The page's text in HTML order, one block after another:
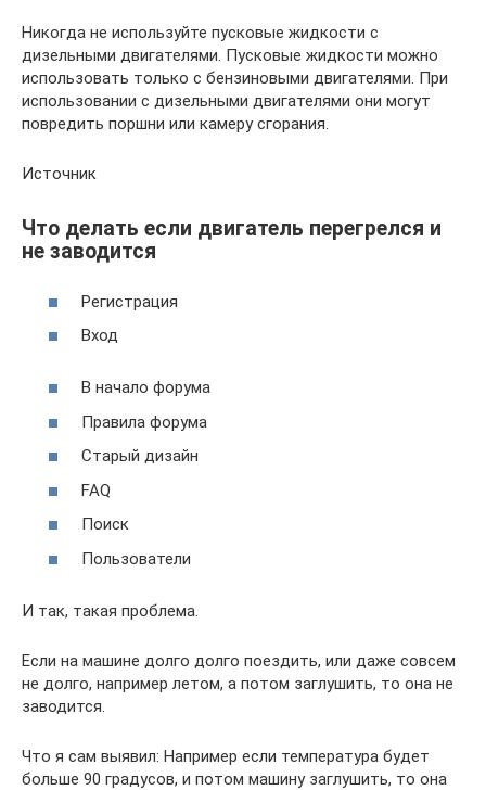
Никогда не используйте пусковые жидкости с
дизельными двигателями. Пусковые жидкости можно
использовать только с бензиновыми двигателями. При
использовании с дизельными двигателями они могут
повредить поршни или камеру сгорания.
Источник
Что делать если двигатель перегрелся и
не заводится
Регистрация
Вход
В начало форума
Правила форума
Старый дизайн
FAQ
Поиск
Пользователи
И так, такая проблема.
Если на машине долго долго поездить, или даже совсем
не долго, например летом, а потом заглушить, то она не
заводится.
Что я сам выявил: Например если температура будет
больше 90 градусов, и потом машину заглушить, то она